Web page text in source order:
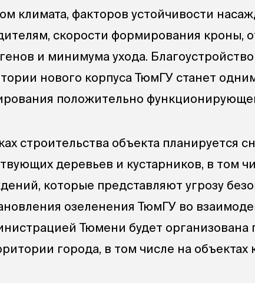
климата, факторов устойчивости
скорости формирования кроны,
и минимума ухода.
нового корпуса ТюмГУ станет
положительно
строительства объекта планируется
деревьев и кустарников, в том
которые представляют угрозу
озеленения ТюмГУ во
Тюмени будет организована
города, в том числе на объектах